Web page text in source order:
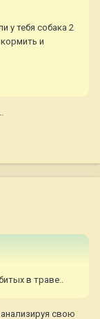
у тебя собака 2
и
в траве..
свою